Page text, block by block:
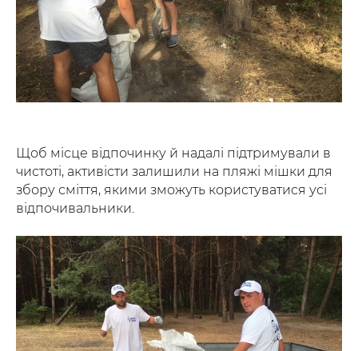
Щоб місце відпочинку й надалі підтримували в
чистоті, активісти залишили на пляжі мішки для
збору сміття, якими зможуть користуватися усі
відпочивальники.